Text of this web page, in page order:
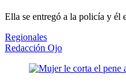
Ella se entregó a la policía y él
Regionales
Redacción Ojo